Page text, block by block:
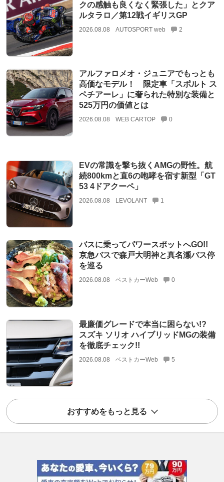
クの感触も良くなく緊張した」とクア
ルタラロ／第12戦イギリスGP
2026.08.08 AUTOSPORT web 2
アルファロメオ・ジュニアでもっとも
高価なモデル！ 限定車「スポルト ス
ペチアーレ」に奢られた特別な装備と
525万円の価値とは
2026.08.08 WEB CARTOP 0
EVの常識を撃ち抜くAMGの野性。航
続800kmと直6の咆哮を宿す新型「GT
53 4ドアクーペ」
2026.08.08 LEVOLANT 1
バスに乗ってパワースポットへGO!!
京急バスで森戸大明神と真名瀬バス停
を巡る
2026.08.08 ベストカーWeb 0
最廉価グレードで本当に困らない!?
スズキ ソリオ ハイブリッドMGの装備
を徹底チェック!!
2026.08.08 ベストカーWeb 5
おすすめをもっと見る